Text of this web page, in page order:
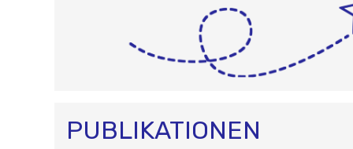
PUBLIKATIONEN